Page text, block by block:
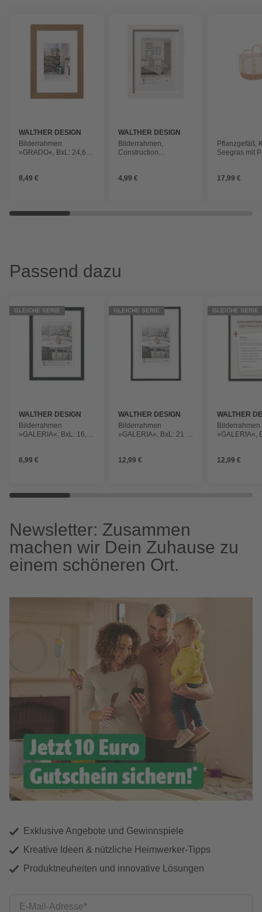
WALTHER DESIGN
Bilderrahmen
»GRADO«, BxL: 24,6 x
8,49 €
WALTHER DESIGN
Bilderrahmen,
Construction
4,99 €
Pflanzgefäß,
Seegras mit
17,99 €
Passend dazu
GLEICHE SERIE
WALTHER DESIGN
Bilderrahmen
»GALERIA«, BxL: 16,5
8,99 €
GLEICHE SERIE
WALTHER DESIGN
Bilderrahmen
»GALERIA«, BxL: 21 x
12,99 €
GLEICHE SERIE
WALTHER
Bilderrahmen
»GALERIA«,
12,99 €
Newsletter: Zusammen
machen wir Dein Zuhause zu
einem schöneren Ort.
Exklusive Angebote und Gewinnspiele
Kreative Ideen & nützliche Heimwerker-Tipps
Produktneuheiten und innovative Lösungen
E-Mail-Adresse